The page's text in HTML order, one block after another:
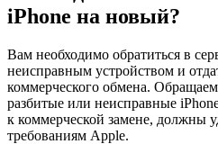
iPhone на новый?
Вам необходимо обратиться в
неисправным устройством и
коммерческого обмена.
разбитые или неисправные
к коммерческой замене, должны
требованиям Apple.